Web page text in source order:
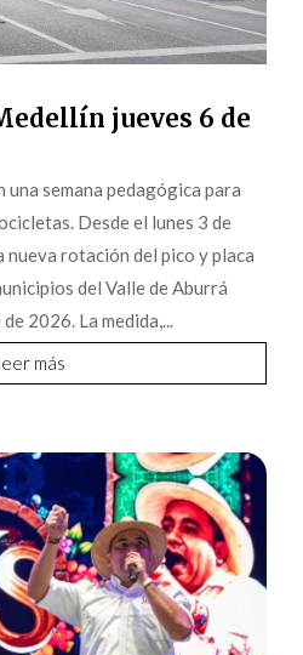
jueves 6 de
una semana pedagógica para
Desde el lunes 3 de
rotación del pico y placa
del Valle de Aburrá
2026. La medida,...
leer más